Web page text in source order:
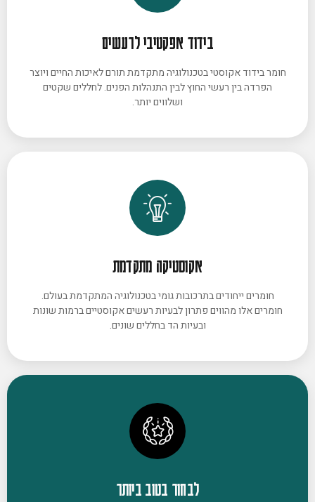
בידוד אפקטיבי לרעשים
חומר בידוד אקוסטי בטכנולוגיה מתקדמת תורם לאיכות החיים ויוצר
הפרדה בין רעשי החוץ לבין התנהלות הפנים. לחללים שקטים
ושלווים יותר.
אקוסטיקה מתקדמת
חומרים ייחודים בתרכובות גומי בטכנולוגיה המתקדמת בעולם.
חומרים אלו מהווים פתרון לבעיות רעשים אקוסטיים ברמות שונות
ובעיות הד בחללים שונים.
לבחור בטוב ביותר